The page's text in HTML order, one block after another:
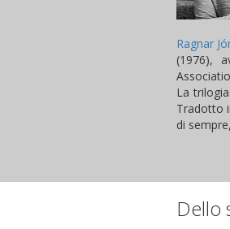
Ragnar
(1976),
La
Tradotto
di
Dello